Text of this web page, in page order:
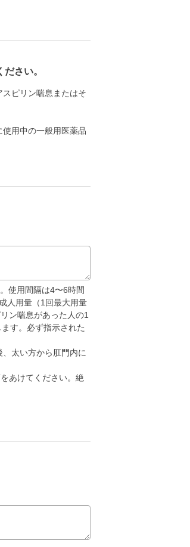
さい。
ピリン喘息またはそ
用中の一般用医薬品
使用間隔は4〜6時間
人用量（1回最大用量
ン喘息があった人の1
す。必ず指示された
太い方から肛門内に
あけてください。絶